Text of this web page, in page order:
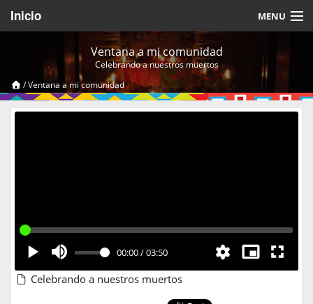
Inicio MENU
Videos Temáticos
Cerrar Sesión
Ventana a mi comunidad
Celebrando a nuestros muertos
/Ventana a mi comunidad
00:00/03:50
Celebrando a nuestros muertos